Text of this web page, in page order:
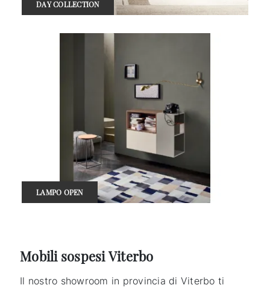
DAY COLLECTION
LAMPO OPEN
Mobili sospesi Viterbo
Il nostro showroom in provincia di Viterbo ti